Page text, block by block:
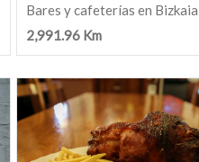
Bares y cafeterías en Bizkaia
2,991.96 Km